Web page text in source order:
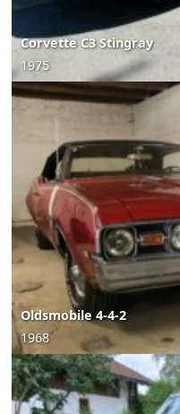
Corvette C3 Stingray
1975
Oldsmobile 4-4-2
1968